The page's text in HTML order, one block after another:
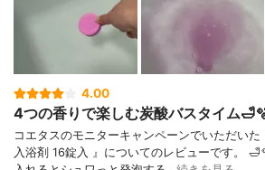
4.00
4つの香りで楽しむ炭酸バスタイム
コエタスのモニターキャンペーンでいただい
入浴剤 16錠入 』についてのレビューです。